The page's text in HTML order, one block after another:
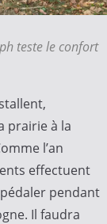
teste le confort
prairie à la
l’an
effectuent
pendant
Il faudra